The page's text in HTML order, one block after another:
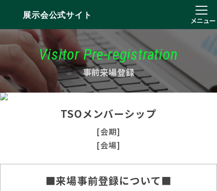
展示会公式サイト
メニュー
Visitor Pre-registration
事前来場登録
TSOメンバーシップ
[会期]
[会場]
■来場事前登録について■